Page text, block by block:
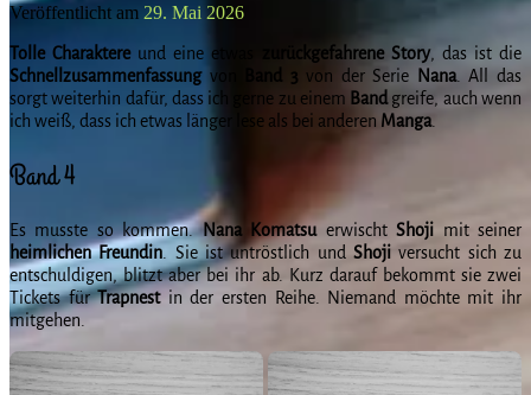
Veröffentlicht am 29. Mai 2026
Tolle Charaktereund eine etwas zurückgefahrene Story, das ist die
Schnellzusammenfassungvon Band 3 von der Serie Nana. All das
sorgt weiterhin dafür, dass ich gerne zu einem Bandgreife, auch wenn
ich weiß, dass ich etwas länger lese als bei anderen Manga.
Band 4
Es musste so kommen.Nana KomatsuerwischtShoji mit seiner
heimlichen Freundin . Sie ist untröstlich undShoji versucht sich zu
entschuldigen, blitzt aber bei ihr ab. Kurz darauf bekommt sie zwei
Tickets fürTrapnestin der ersten Reihe. Niemand möchte mit ihr
mitgehen.